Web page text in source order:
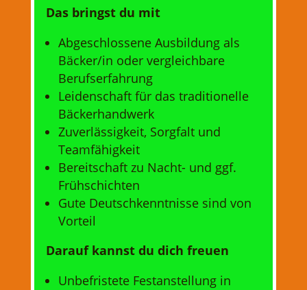
Das bringst du mit
Abgeschlossene Ausbildung als
Bäcker/in oder vergleichbare
Berufserfahrung
Leidenschaft für das traditionelle
Bäckerhandwerk
Zuverlässigkeit, Sorgfalt und
Teamfähigkeit
Bereitschaft zu Nacht- und ggf.
Frühschichten
Gute Deutschkenntnisse sind von
Vorteil
Darauf kannst du dich freuen
Unbefristete Festanstellung in